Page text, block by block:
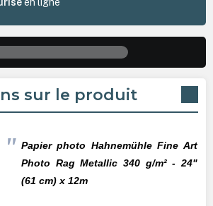
en ligne
sur le produit
Papier photo Hahnemühle Fine Art
Photo Rag Metallic 340g/m² - 24"
(61 cm) x 12m